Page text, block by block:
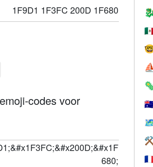
1F9D1 1F3FC 200D 1F680
codes voor
680;
⛵️